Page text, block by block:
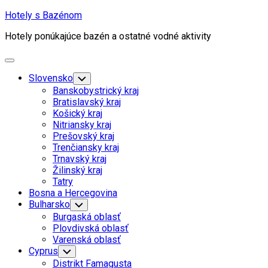
Skip
content
Hotely s Bazénom
Hotely ponúkajúce bazén a ostatné vodné aktivity
Expand
Slovensko Toggle
Child
Menu
Banskobystrický kraj
Bratislavský kraj
Košický kraj
Nitriansky kraj
Prešovský kraj
Trenčiansky kraj
Trnavský kraj
Žilinský kraj
Tatry
Bosna a Hercegovina
Bulharsko Toggle
Child
Menu
Burgaská oblasť
Plovdivská oblasť
Varenská oblasť
Cyprus Toggle
Child
Distrikt Famagusta